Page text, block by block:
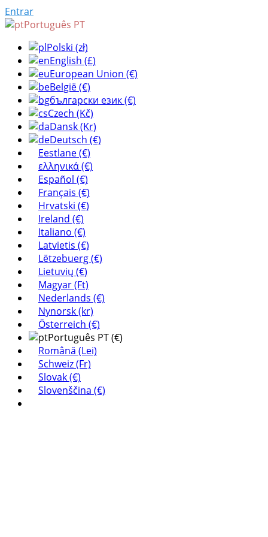
Entrar
Português PT
Polski (zł)
English (£)
European Union (€)
België (€)
български език (€)
Czech (Kč)
Dansk (Kr)
Deutsch (€)
Eestlane (€)
ελληνικά (€)
Español (€)
Français (€)
Hrvatski (€)
Ireland (€)
Italiano (€)
Latvietis (€)
Lëtzebuerg (€)
Lietuvių (€)
Magyar (Ft)
Nederlands (€)
Nynorsk (kr)
Österreich (€)
Português PT (€)
Română (Lei)
Schweiz (Fr)
Slovak (€)
Slovenščina (€)